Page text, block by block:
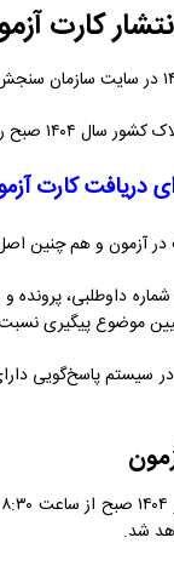
کارت
در شهر تهران برگزار می‌شود.
دریافت کارت آزمون
آزمون و هم چنین
داوطلبی،
موضوع پیگیری
سیستم پاسخ‌گویی
شد.